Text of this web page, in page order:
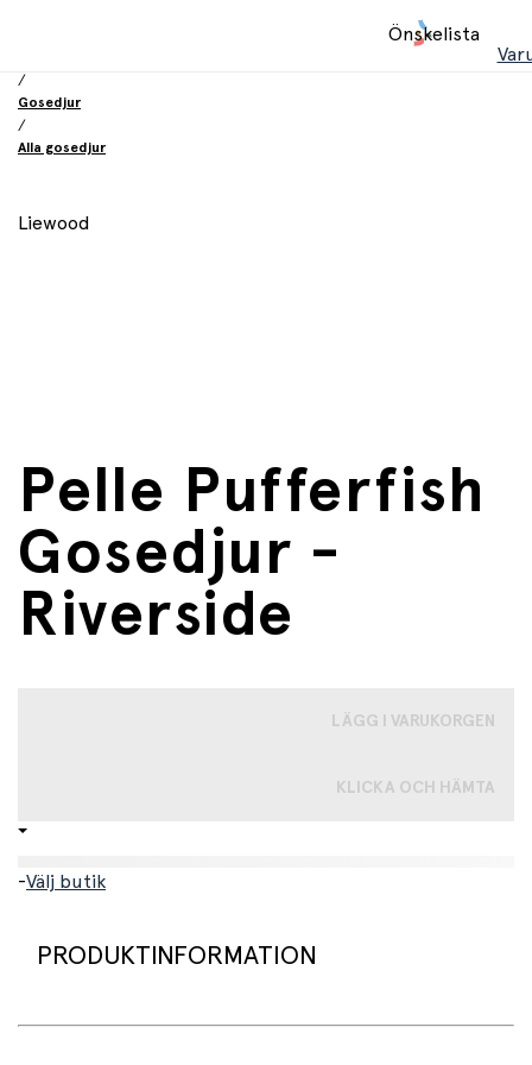
Önskelista
/
Gosedjur
/
Alla gosedjur
Liewood
Pelle Pufferfish
Gosedjur -
Riverside
LÄGG I VARUKORGEN
KLICKA OCH HÄMTA
-Välj butik
PRODUKTINFORMATION